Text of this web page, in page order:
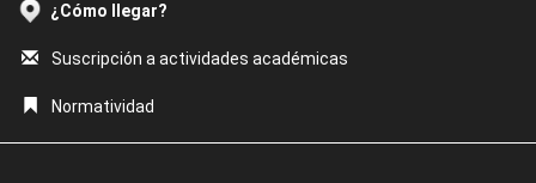
¿Cómo llegar?
Suscripción a actividades académicas
Normatividad